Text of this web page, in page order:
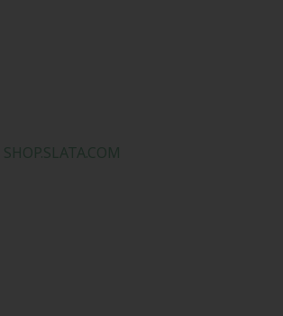
SHOP.SLATA.COM